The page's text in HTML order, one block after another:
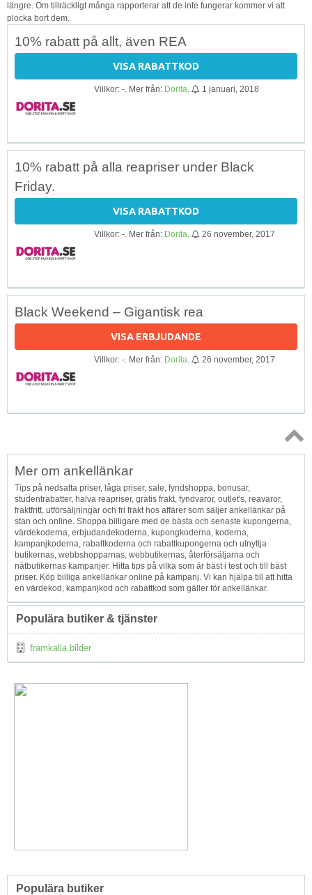
längre. Om tillräckligt många rapporterar att de inte fungerar kommer vi att
plocka bort dem.
10% rabatt på allt, även REA
VISA RABATTKOD
Villkor: -. Mer från: Dorita 1 januari, 2018
10% rabatt på alla reapriser under Black
Friday.
VISA RABATTKOD
Villkor: -. Mer från: Dorita 26 november, 2017
Black Weekend – Gigantisk rea
VISA ERBJUDANDE
Villkor: -. Mer från: Dorita 26 november, 2017
Topp
Mer om ankellänkar
Tips på nedsatta priser, låga priser, sale, fyndshoppa, bonusar,
studentrabatter, halva reapriser, gratis frakt, fyndvaror, outlet's, reavaror,
fraktfritt, utförsäljningar och fri frakt hos affärer som säljer ankellänkar på
stan och online. Shoppa billigare med de bästa och senaste kupongerna,
värdekoderna, erbjudandekoderna, kupongkoderna, koderna,
kampanjkoderna, rabattkoderna och rabattkupongerna och utnyttja
butikernas, webbshopparnas, webbutikernas, återförsäljarna och
nätbutikernas kampanjer. Hitta tips på vilka som är bäst i test och till bäst
priser. Köp billiga ankellänkar online på kampanj. Vi kan hjälpa till att hitta
en värdekod, kampanjkod och rabattkod som gäller för ankellänkar.
Populära butiker & tjänster
framkalla bilder
Populära butiker